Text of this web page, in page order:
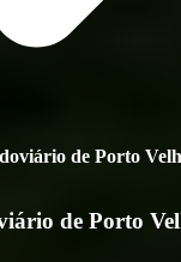
de Porto
de Porto